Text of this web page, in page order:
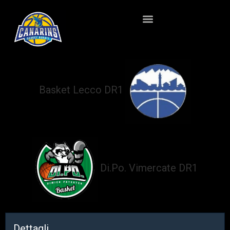
Basket Lecco DR1
Di.Po. Vimercate DR1